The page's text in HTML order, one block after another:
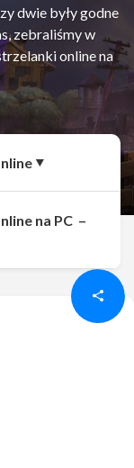
dwie były godne
zebraliśmy w
online na
na PC –